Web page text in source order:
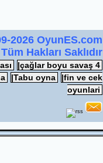
2026 OyunES.com
Tüm Hakları Saklıdır
|çağlar boyu savaş 4
|Tabu oyna
|fin ve cek
oyunlari